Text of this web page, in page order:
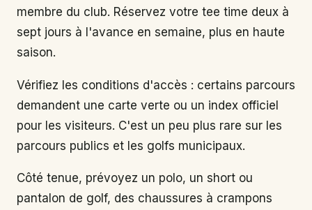
membre du club. Réservez votre tee time deux à
sept jours à l'avance en semaine, plus en haute
saison.
Vérifiez les conditions d'accès : certains parcours
demandent une carte verte ou un index officiel
pour les visiteurs. C'est un peu plus rare sur les
parcours publics et les golfs municipaux.
Côté tenue, prévoyez un polo, un short ou
pantalon de golf, des chaussures à crampons